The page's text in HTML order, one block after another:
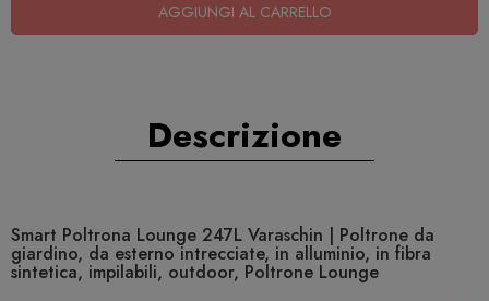
AGGIUNGI AL CARRELLO
Descrizione
Smart Poltrona Lounge 247L Varaschin | Poltrone da
giardino, da esterno intrecciate, in alluminio, in fibra
sintetica, impilabili, outdoor, Poltrone Lounge